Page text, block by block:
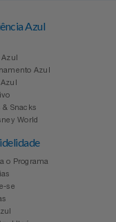
Azul
Azul
Azul
& Snacks
World
o Programa
se